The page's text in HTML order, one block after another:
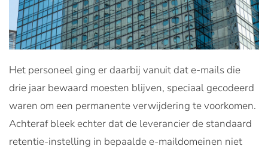
Het personeel ging er daarbij vanuit dat e-mails die
drie jaar bewaard moesten blijven, speciaal gecodeerd
waren om een permanente verwijdering te voorkomen.
Achteraf bleek echter dat de leverancier de standaard
retentie-instelling in bepaalde e-maildomeinen niet